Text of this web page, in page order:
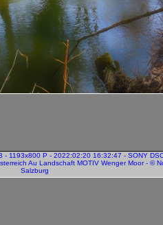
- 1193x800 P - 2022:02:20 16:32:47 - SONY
Au Landschaft MOTIV Wenger Moor - ©
Salzburg